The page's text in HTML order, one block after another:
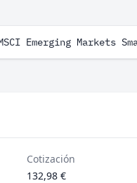
Emerging Markets
Cotización
132,98 €